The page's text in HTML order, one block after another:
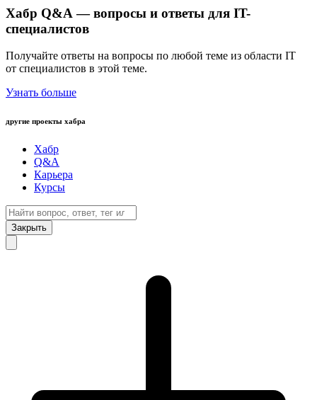
Хабр Q&A — вопросы и ответы для IT-
специалистов
Получайте ответы на вопросы по любой теме из области IT
от специалистов в этой теме.
Узнать больше
другие проекты хабра
Хабр
Q&A
Карьера
Курсы
Закрыть